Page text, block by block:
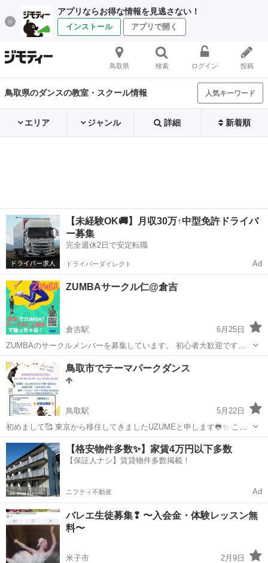
アプリならお得な情報を見逃さない！
インストール アプリで開く
鳥取県 検索 ログイン 投稿
鳥取県のダンスの教室・スクール情報 人気キーワード
エリア ジャンル 詳細 新着順
【未経験OK🚚】月収30万↑中型免許ドライバ
ー募集
完全週休2日で安定転職
ドライバーダイレクト Ad
ZUMBAサークル仁@倉吉
倉吉駅
6月25日
ZUMBAのサークルメンバーを募集しています。 初心者大歓迎です！
2026年8月は第2週と第3週にサークルを開催します！ 木曜に行いま
す。 興味のある方はぜひご連絡ください！ ZUMBAはラテン系の曲に
合...
鳥取 倉吉市 倉吉駅 サークル
鳥取市でテーマパークダンス
鳥取駅
5月22日
初めまして🥰 東京から移住してきましたUZUMEと申します🐸✨ この
度、鳥取市でテーマパークダンスのクラスを開講いたします‼️ ディズ
ニー大好き・ユニバーサル大好き・踊るのが大好き💃理由はなんでも
OK🥳 新しい扉をあけてみ...
鳥取 鳥取市 鳥取駅 ダンス Instagram
【格安物件多数✨】家賃4万円以下多数
【保証人ナシ】賃貸物件多数掲載！
ニフティ不動産 Ad
バレエ生徒募集❢ 〜入会金・体験レッスン無
料〜
米子市
2月9日